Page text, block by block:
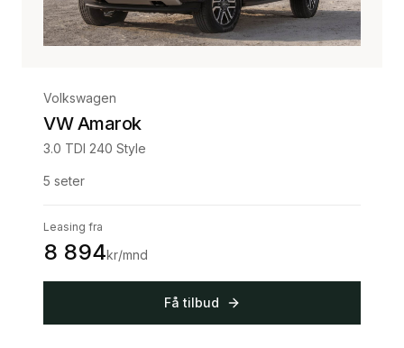
Volkswagen
VW Amarok
3.0 TDI 240 Style
5 seter
Leasing fra
8 894kr/mnd
Få tilbud